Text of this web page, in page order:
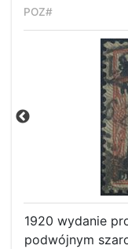
1920 wydanie
podwójnym